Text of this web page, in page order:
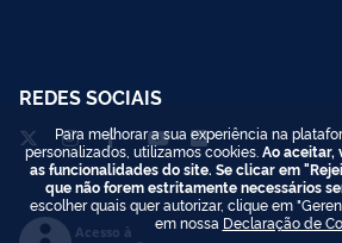
REDES SOCIAIS
Acesso à
Para melhorar a sua experiência na
personalizados, utilizamos cookies. Ao aceitar,
as funcionalidades do site. Se clicar em
que não forem estritamente necessários
escolher quais quer autorizar, clique em
em nossa Declaração de